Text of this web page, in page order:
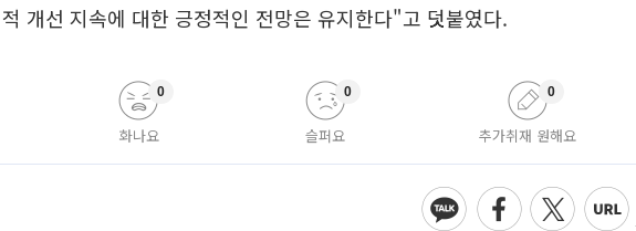
개선 지속에 대한 긍정적인 전망은 유지한다"고 덧붙였다.
화나요
0
슬퍼요
0
추가취재 원해요
0